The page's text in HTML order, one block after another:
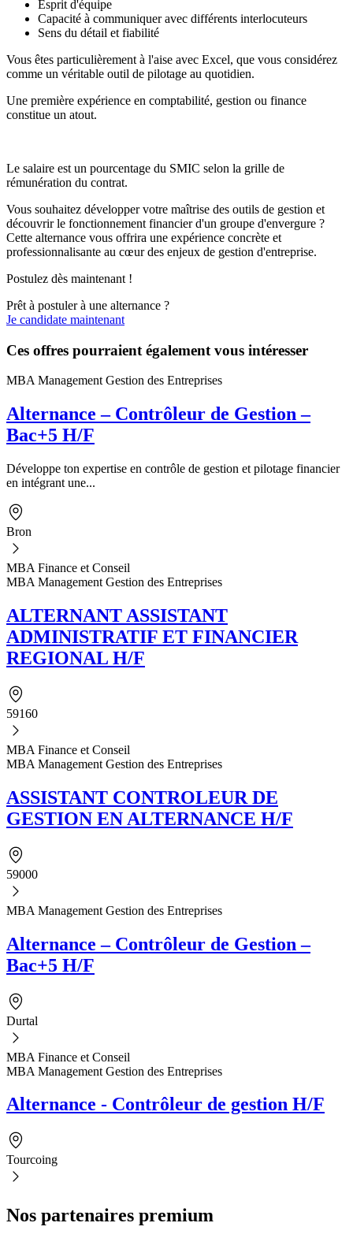
Esprit d'équipe
Capacité à communiquer avec différents interlocuteurs
Sens du détail et fiabilité
Vous êtes particulièrement à l'aise avec Excel, que vous considérez
comme un véritable outil de pilotage au quotidien.
Une première expérience en comptabilité, gestion ou finance
constitue un atout.
Le salaire est un pourcentage du SMIC selon la grille de
rémunération du contrat.
Vous souhaitez développer votre maîtrise des outils de gestion et
découvrir le fonctionnement financier d'un groupe d'envergure ?
Cette alternance vous offrira une expérience concrète et
professionnalisante au cœur des enjeux de gestion d'entreprise.
Postulez dès maintenant !
Prêt à postuler à une alternance ?
Je candidate maintenant
Ces offres pourraient également vous intéresser
MBA Management Gestion des Entreprises
Alternance – Contrôleur de Gestion –
Bac+5 H/F
Développe ton expertise en contrôle de gestion et pilotage financier
en intégrant une...
Bron
MBA Finance et Conseil
MBA Management Gestion des Entreprises
ALTERNANT ASSISTANT
ADMINISTRATIF ET FINANCIER
REGIONAL H/F
59160
MBA Finance et Conseil
MBA Management Gestion des Entreprises
ASSISTANT CONTROLEUR DE
GESTION EN ALTERNANCE H/F
59000
MBA Management Gestion des Entreprises
Alternance – Contrôleur de Gestion –
Bac+5 H/F
Durtal
MBA Finance et Conseil
MBA Management Gestion des Entreprises
Alternance - Contrôleur de gestion H/F
Tourcoing
Nos partenaires premium